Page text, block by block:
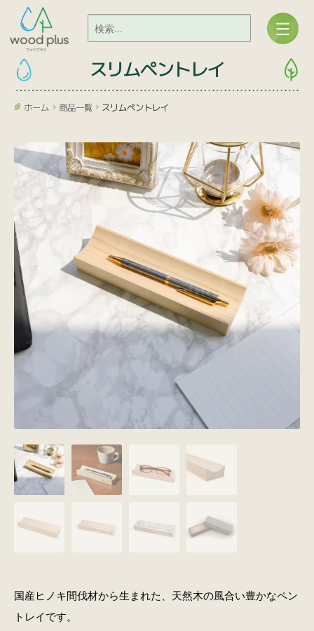
スリムペントレイ
ホーム 商品一覧 スリムペントレイ
国産ヒノキ間伐材から生まれた、天然木の風合い豊かなペン
トレイです。